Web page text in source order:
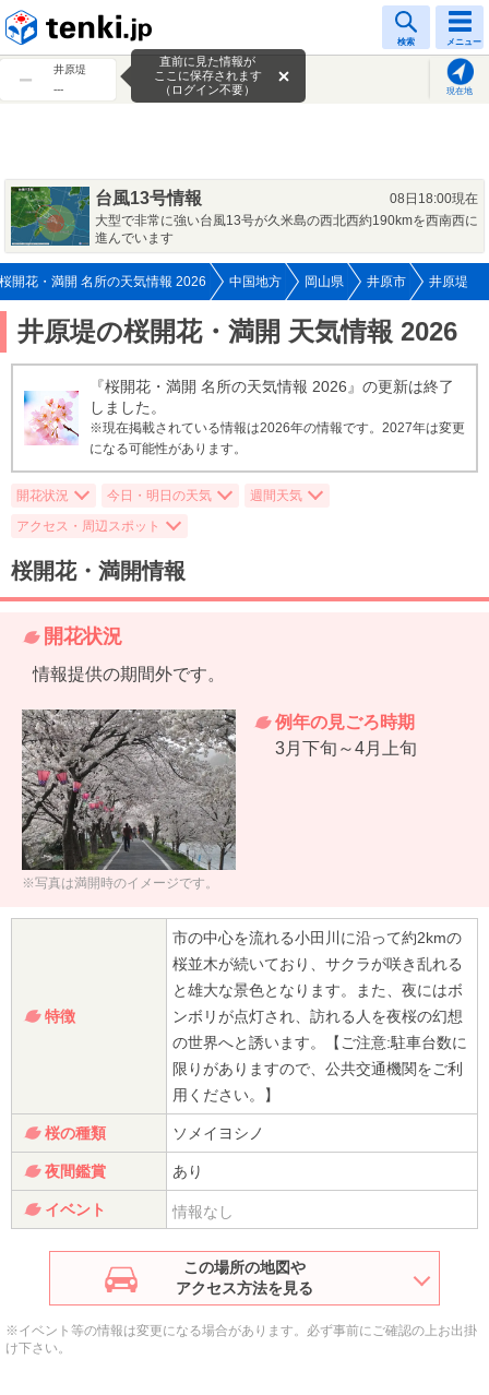
検索 メニュー
井原堤
---
現在地
直前に見た情報が
ここに保存されます
（ログイン不要）
台風13号情報
08日18:00現在
大型で非常に強い台風13号が久米島の西北西約190kmを西南西に
進んでいます
桜開花・満開 名所の天気情報 2026 中国地方 岡山県 井原市 井原堤
井原堤の桜開花・満開 天気情報 2026
『桜開花・満開 名所の天気情報 2026』の更新は終了
しました。
※現在掲載されている情報は2026年の情報です。2027年は変更
になる可能性があります。
開花状況 今日・明日の天気
週間天気
アクセス・周辺スポット
桜開花・満開情報
開花状況
情報提供の期間外です。
例年の見ごろ時期
3月下旬～4月上旬
※写真は満開時のイメージです。
特徴
市の中心を流れる小田川に沿って約2kmの
桜並木が続いており、サクラが咲き乱れる
と雄大な景色となります。また、夜にはボ
ンボリが点灯され、訪れる人を夜桜の幻想
の世界へと誘います。【ご注意:駐車台数に
限りがありますので、公共交通機関をご利
用ください。】
桜の種類 ソメイヨシノ
夜間鑑賞 あり
イベント 情報なし
この場所の地図や
アクセス方法を見る
※イベント等の情報は変更になる場合があります。必ず事前にご確認の上お出掛
け下さい。